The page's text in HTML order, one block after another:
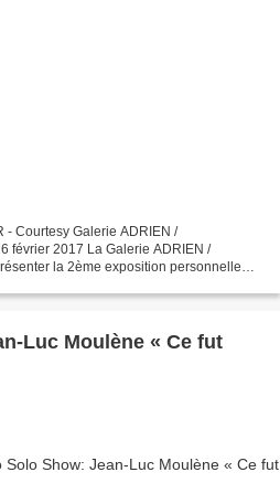
- Courtesy Galerie ADRIEN /
février 2017 La Galerie ADRIEN /
la 2ème exposition personnelle
Luc Moulène « Ce fut